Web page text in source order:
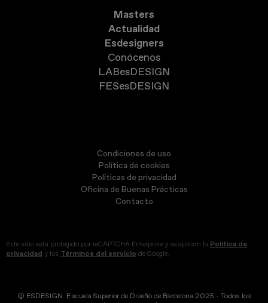
Masters
Actualidad
Esdesigners
Conócenos
LABesDESIGN
FESesDESIGN
Condiciones de uso
Política de cookies
Políticas de privacidad
Oficina de Buenas Prácticas
Contacto
Este sitio está protegido por reCAPTCHA Enterprise y se aplican la Política de
privacidad y los Términos del servicio de Google.
© ESDESIGN. Escuela Superior de Diseño de Barcelona 2025 - Todos los